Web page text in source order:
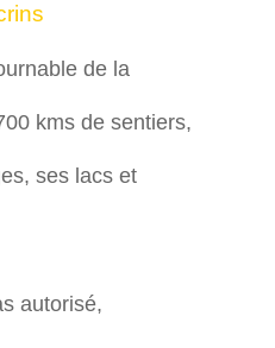
de la
kms de sentiers,
ses lacs et
autorisé,